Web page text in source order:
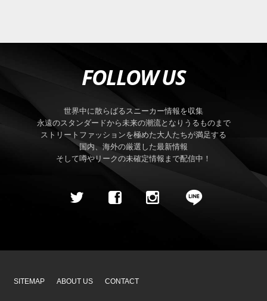
FOLLOW US
世界中に散らばるスニーカー情報を収集
永遠のスタンダードから未来の潮流となりうるものまで
ストリートファッションを極めた大人たちが満足する
国内、海外の厳選した最新情報
そして噂やリークの未確定情報まで配信中！
SITEMAP ABOUT US CONTACT